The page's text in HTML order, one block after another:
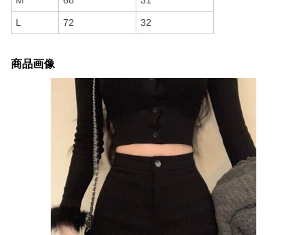
L 72 32
商品画像